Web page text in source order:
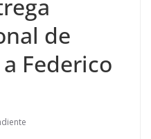
de
Federico